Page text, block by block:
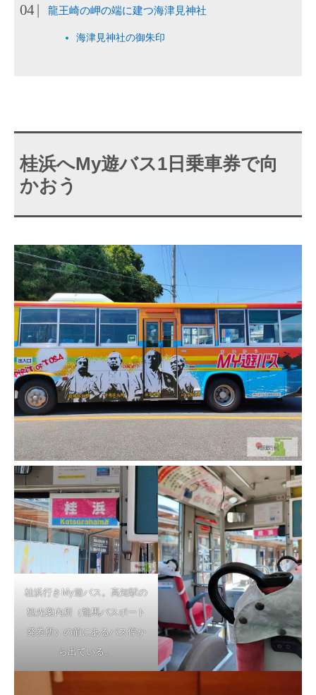
龍王崎の岬の端に建つ海津見神社
海津見神社の御朱印
桂浜へMy遊バス1日乗車券で向
かおう
桂浜行きMy遊バス。高知駅の
観光案内所（龍馬パスポート
発券所）の前にあるバス停か
ら出ている。